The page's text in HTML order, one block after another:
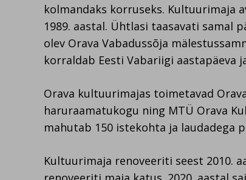
kolmandaks korruseks. Kultuurimaja
1989. aastal. Ühtlasi taasavati samal
olev Orava Vabadussõja
korraldab Eesti Vabariigi aastapäeva
Orava kultuurimajas toimetavad
haruraamatukogu ning MTÜ Orava
mahutab 150 istekohta ja laudadega
Kultuurimaja renoveeriti seest 2010.